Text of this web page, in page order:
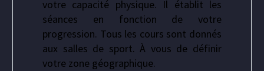
votre capacité physique. Il établit les
séances en fonction de votre
progression. Tous les cours sont donnés
aux salles de sport. À vous de définir
votre zone géographique.